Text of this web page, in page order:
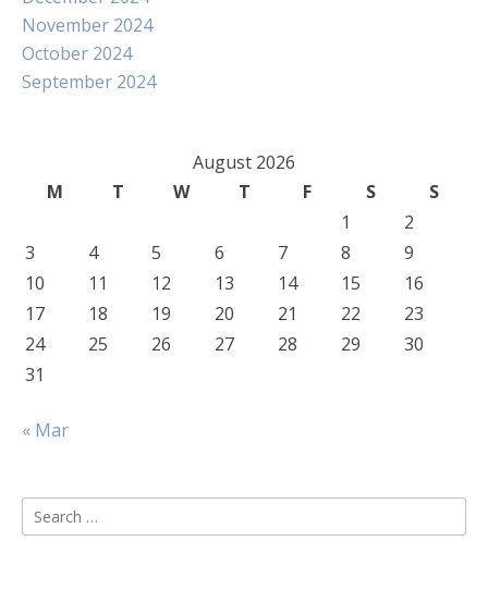
November 2024
October 2024
September 2024
August 2026
M
T W T F S
S
1
2
3
4 5 6 7 8
9
10
11 12 13 14 15
16
17
18 19 20 21 22
23
24
25 26 27 28 29
30
31
« Mar
Search
for: